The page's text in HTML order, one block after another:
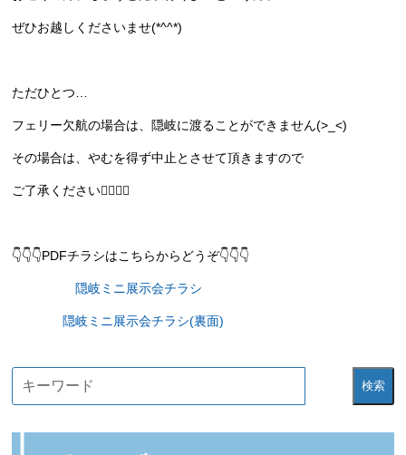
ぜひお越しくださいませ(*^^*)
ただひとつ…
フェリー欠航の場合は、隠岐に渡ることができません(>_<)
その場合は、やむを得ず中止とさせて頂きますので
ご了承ください🙇‍♂️🙇‍♀️
👇👇👇PDFチラシはこちらからどうぞ👇👇👇
隠岐ミニ展示会チラシ
隠岐ミニ展示会チラシ(裏面)
検索